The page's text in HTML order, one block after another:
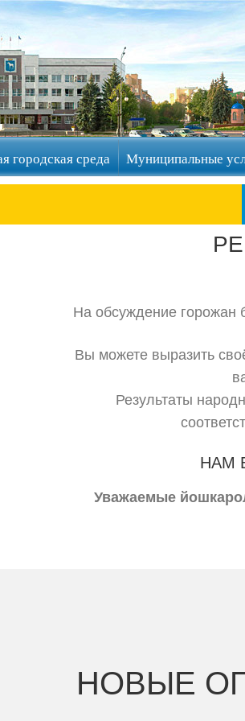
городская среда Муниципальные
На обсуждение горожан
Вы можете выразить
Результаты
НАМ
Уважаемые
НОВЫЕ